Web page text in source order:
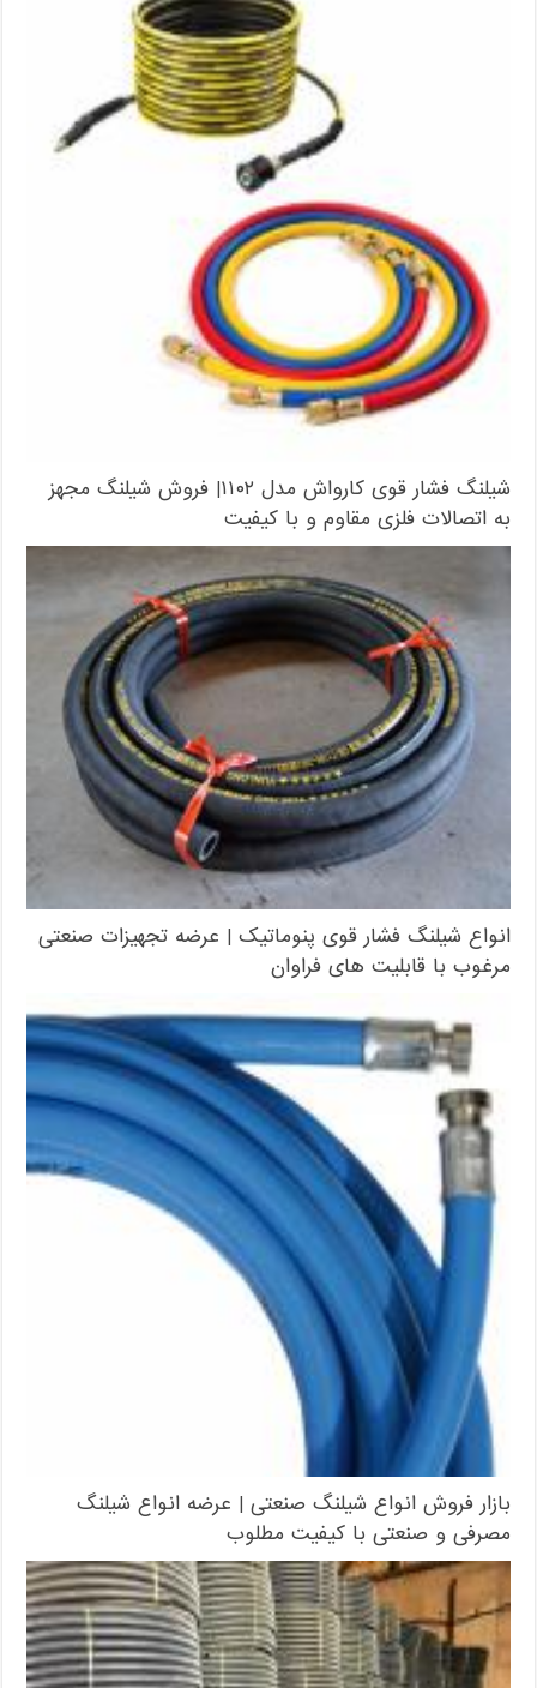
شیلنگ فشار قوی کارواش مدل ۱۱۰۲| فروش شیلنگ مجهز
به اتصالات فلزی مقاوم و با کیفیت
انواع شیلنگ فشار قوی پنوماتیک | عرضه تجهیزات صنعتی
مرغوب با قابلیت های فراوان
بازار فروش انواع شیلنگ صنعتی | عرضه انواع شیلنگ
مصرفی و صنعتی با کیفیت مطلوب